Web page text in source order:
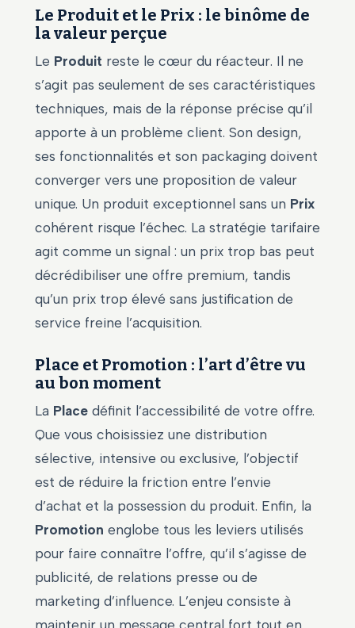
Le Produit et le Prix : le binôme de
la valeur perçue
Le Produit reste le cœur du réacteur. Il ne
s’agit pas seulement de ses caractéristiques
techniques, mais de la réponse précise qu’il
apporte à un problème client. Son design,
ses fonctionnalités et son packaging doivent
converger vers une proposition de valeur
unique. Un produit exceptionnel sans un Prix
cohérent risque l’échec. La stratégie tarifaire
agit comme un signal : un prix trop bas peut
décrédibiliser une offre premium, tandis
qu’un prix trop élevé sans justification de
service freine l’acquisition.
Place et Promotion : l’art d’être vu
au bon moment
La Place définit l’accessibilité de votre offre.
Que vous choisissiez une distribution
sélective, intensive ou exclusive, l’objectif
est de réduire la friction entre l’envie
d’achat et la possession du produit. Enfin, la
Promotion englobe tous les leviers utilisés
pour faire connaître l’offre, qu’il s’agisse de
publicité, de relations presse ou de
marketing d’influence. L’enjeu consiste à
maintenir un message central fort tout en